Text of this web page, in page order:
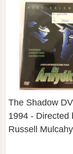
The Shadow
1994 - Directed
Russell Mulcahy